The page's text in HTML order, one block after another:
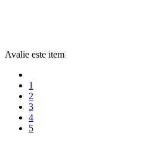
Avalie este item
1
2
3
4
5